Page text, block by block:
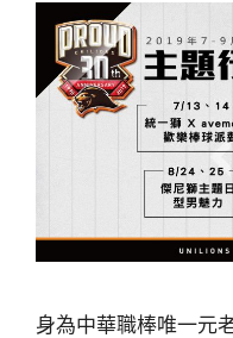
身為中華職棒唯一元